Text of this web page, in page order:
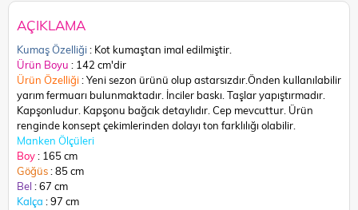
AÇIKLAMA
Kumaş Özelliği: Kot kumaştan imal edilmiştir.
Ürün Boyu : 142 cm'dir
Ürün Özelliği: Yeni sezon ürünü olup astarsızdır.Önden kullanılabilir
yarım fermuarı bulunmaktadır. İnciler baskı. Taşlar yapıştırmadır.
Kapşonludur. Kapşonu bağcık detaylıdır. Cep mevcuttur. Ürün
renginde konsept çekimlerinden dolayı ton farklılığı olabilir.
Manken Ölçüleri
Boy: 165 cm
Göğüs: 85 cm
Bel : 67 cm
Kalça : 97 cm